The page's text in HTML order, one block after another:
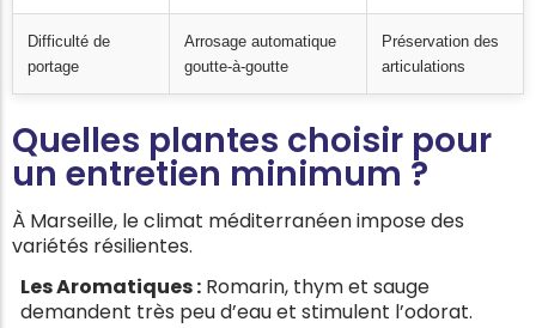
Difficulté de
portage
Arrosage automatique
goutte-à-goutte
Préservation des
articulations
Quelles plantes choisir pour
un entretien minimum ?
À Marseille, le climat méditerranéen impose des
variétés résilientes.
Les Aromatiques : Romarin, thym et sauge
demandent très peu d’eau et stimulent l’odorat.